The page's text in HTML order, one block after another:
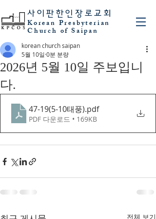
사이판 한인장로교회
Korean Presbyterian
Church of Saipan
2026년 5월 10일 주보입니
다.
korean church saipan
5월 10일 0분 분량
47-19(5-10태풍).pdf
PDF 다운로드 • 169KB
전체 보기